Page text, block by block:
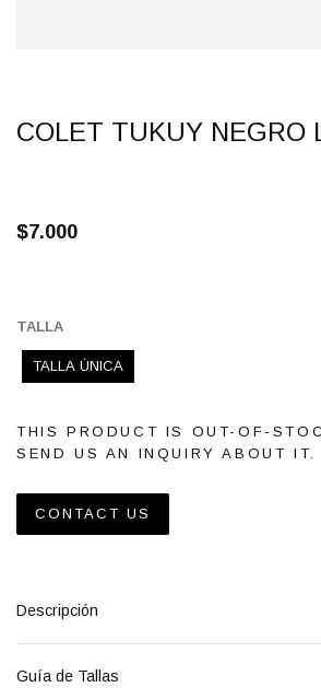
COLET TUKUY NEGRO
$7.000
TALLA
TALLA ÚNICA
THIS PRODUCT IS OUT-OF-
SEND US AN INQUIRY ABOUT IT.
CONTACT US
Descripción
Guía de Tallas